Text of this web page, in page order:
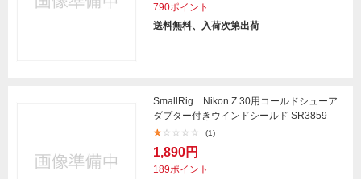
790ポイント
送料無料、入荷次第出荷
SmallRig Nikon Z 30用コールドシューア
ダプター付きウインドシールド SR3859
(1)
1,890円
189ポイント